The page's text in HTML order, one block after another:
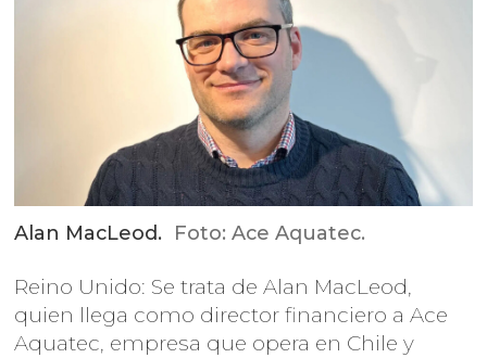
Alan MacLeod. Foto: Ace Aquatec.
Reino Unido: Se trata de Alan MacLeod,
quien llega como director financiero a Ace
Aquatec, empresa que opera en Chile y